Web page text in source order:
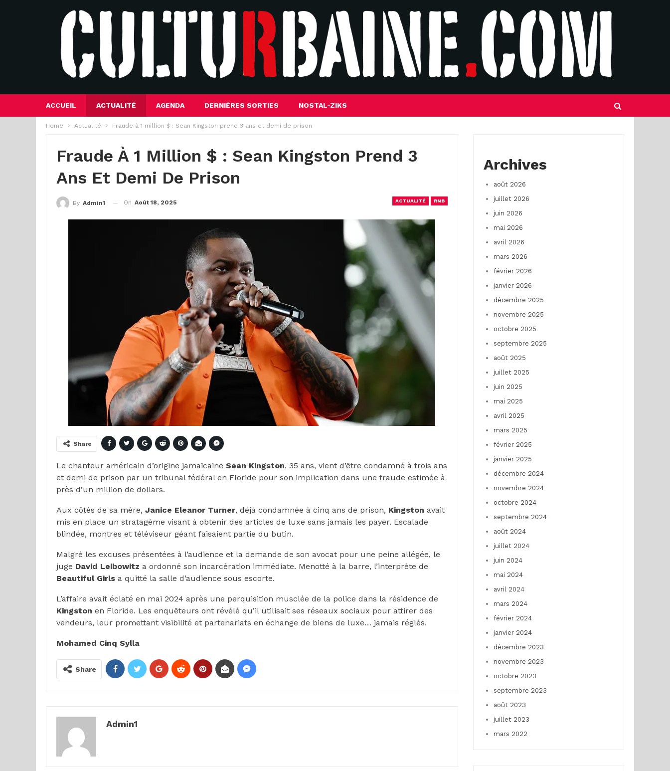
ACCUEIL ACTUALITÉ AGENDA DERNIÈRES SORTIES NOSTAL-ZIKS
Home Actualité Fraude à 1 million $ : Sean Kingston prend 3 ans et demi de prison
Fraude À 1 Million $ : Sean Kingston Prend 3
Ans Et Demi De Prison
ACTUALITÉ RNB
By Admin1 On Août 18, 2025
Share
Le chanteur américain d’origine jamaïcaine Sean Kingston, 35 ans, vient d’être condamné à trois ans
et demi de prison par un tribunal fédéral en Floride pour son implication dans une fraude estimée à
près d’un million de dollars.
Aux côtés de sa mère, Janice Eleanor Turner, déjà condamnée à cinq ans de prison, Kingston avait
mis en place un stratagème visant à obtenir des articles de luxe sans jamais les payer. Escalade
blindée, montres et téléviseur géant faisaient partie du butin.
Malgré les excuses présentées à l’audience et la demande de son avocat pour une peine allégée, le
juge David Leibowitz a ordonné son incarcération immédiate. Menotté à la barre, l’interprète de
Beautiful Girls a quitté la salle d’audience sous escorte.
L’affaire avait éclaté en mai 2024 après une perquisition musclée de la police dans la résidence de
Kingston en Floride. Les enquêteurs ont révélé qu’il utilisait ses réseaux sociaux pour attirer des
vendeurs, leur promettant visibilité et partenariats en échange de biens de luxe… jamais réglés.
Mohamed Cinq Sylla
Share
Admin1
Archives
août 2026
juillet 2026
juin 2026
mai 2026
avril 2026
mars 2026
février 2026
janvier 2026
décembre 2025
novembre 2025
octobre 2025
septembre 2025
août 2025
juillet 2025
juin 2025
mai 2025
avril 2025
mars 2025
février 2025
janvier 2025
décembre 2024
novembre 2024
octobre 2024
septembre 2024
août 2024
juillet 2024
juin 2024
mai 2024
avril 2024
mars 2024
février 2024
janvier 2024
décembre 2023
novembre 2023
octobre 2023
septembre 2023
août 2023
juillet 2023
mars 2022